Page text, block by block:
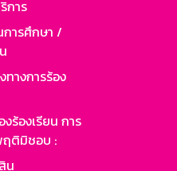
การ
ารศึกษา /
ทางการร้อง
งร้องเรียน การ
ฤติมิชอบ :
น